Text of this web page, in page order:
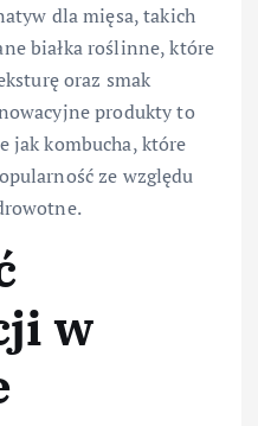
dla mięsa, takich
białka roślinne, które
oraz smak
produkty to
jak kombucha, które
ze względu
w